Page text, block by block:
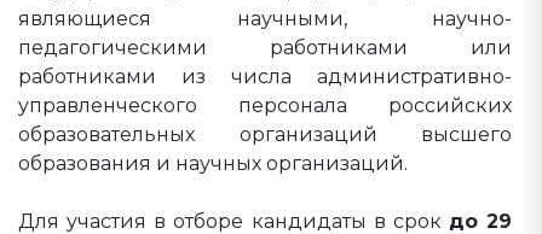
являющиеся научными, научно-
педагогическими работниками или
работниками из числа административно-
управленческого персонала российских
образовательных организаций высшего
образования и научных организаций.
Для участия в отборе кандидаты в срок до 29